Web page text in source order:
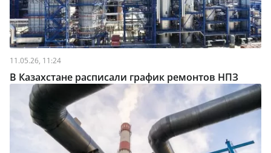
11.05.26, 11:24
В Казахстане расписали график ремонтов НПЗ